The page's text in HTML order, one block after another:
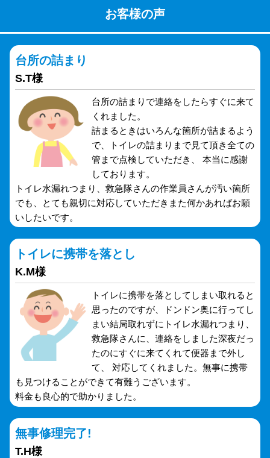
お客様の声
台所の詰まり
S.T様
台所の詰まりで連絡をしたらすぐに来て
くれました。
詰まるときはいろんな箇所が詰まるよう
で、トイレの詰まりまで見て頂き全ての
管まで点検していただき、 本当に感謝
しております。
トイレ水漏れつまり、救急隊さんの作業員さんが汚い箇所
でも、とても親切に対応していただきまた何かあればお願
いしたいです。
トイレに携帯を落とし
K.M様
トイレに携帯を落としてしまい取れると
思ったのですが、ドンドン奥に行ってし
まい結局取れずにトイレ水漏れつまり、
救急隊さんに、連絡をしました深夜だっ
たのにすぐに来てくれて便器まで外し
て、 対応してくれました。無事に携帯
も見つけることができて有難うございます。
料金も良心的で助かりました。
無事修理完了!
T.H様